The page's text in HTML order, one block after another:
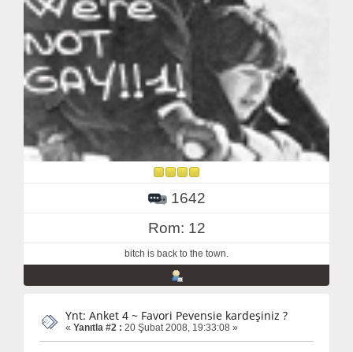
1642
Rom: 12
bitch is back to the town.
Ynt: Anket 4 ~ Favori Pevensie kardeşiniz ?
« Yanıtla #2 : 20 Şubat 2008, 19:33:08 »